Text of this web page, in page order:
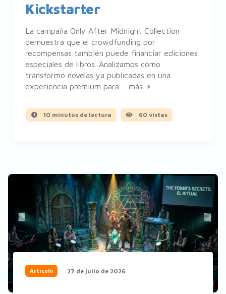
Kickstarter
La campaña Only After Midnight Collection
demuestra que el crowdfunding por
recompensas también puede financiar ediciones
especiales de libros. Analizamos cómo
transformó novelas ya publicadas en una
experiencia premium para ... más
10 minutos de lectura 60 vistas
Artículo 27 de julio de 2026